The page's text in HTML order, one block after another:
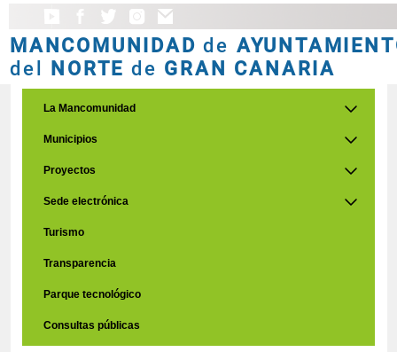
MANCOMUNIDAD de
del NORTE de GRAN CANARIA
La Mancomunidad
Municipios
Proyectos
Sede electrónica
Turismo
Transparencia
Parque tecnológico
Consultas públicas